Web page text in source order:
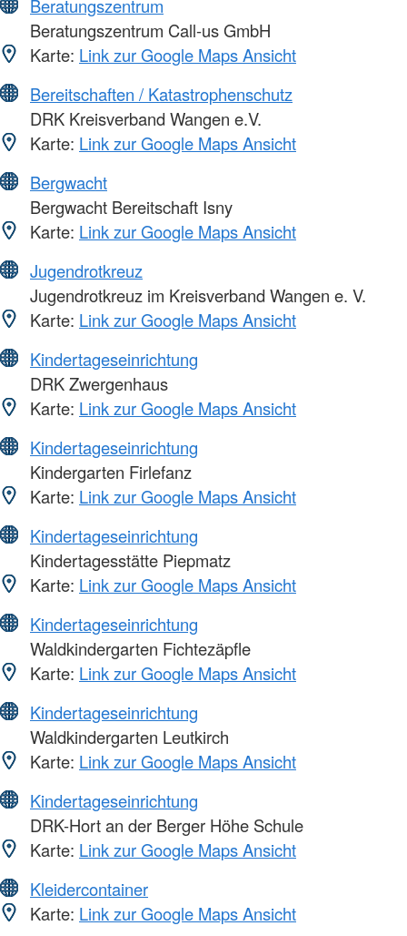
Beratungszentrum
Beratungszentrum Call-us GmbH
Karte: Link zur Google Maps Ansicht
Bereitschaften / Katastrophenschutz
DRK Kreisverband Wangen e.V.
Karte: Link zur Google Maps Ansicht
Bergwacht
Bergwacht Bereitschaft Isny
Karte: Link zur Google Maps Ansicht
Jugendrotkreuz
Jugendrotkreuz im Kreisverband Wangen e. V.
Karte: Link zur Google Maps Ansicht
Kindertageseinrichtung
DRK Zwergenhaus
Karte: Link zur Google Maps Ansicht
Kindertageseinrichtung
Kindergarten Firlefanz
Karte: Link zur Google Maps Ansicht
Kindertageseinrichtung
Kindertagesstätte Piepmatz
Karte: Link zur Google Maps Ansicht
Kindertageseinrichtung
Waldkindergarten Fichtezäpfle
Karte: Link zur Google Maps Ansicht
Kindertageseinrichtung
Waldkindergarten Leutkirch
Karte: Link zur Google Maps Ansicht
Kindertageseinrichtung
DRK-Hort an der Berger Höhe Schule
Karte: Link zur Google Maps Ansicht
Kleidercontainer
Karte: Link zur Google Maps Ansicht